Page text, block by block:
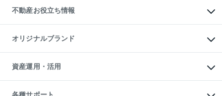
貸すガイド
事業用不動産
マンション投資
投資用マンション
アパート経営
収益物件
ビル購入（ビル一棟）
投資用不動産の売却査定
事業用不動産の売却査定
不動産お役立ち情報
マンションライブラリー
人気マンションランキング
暮らしに役立つ不動産メディア
不動産相場・不動産価格情報
不動産コラム・ニュース
不動産用語集
オリジナルブランド
一棟リノベーションマンション
L`GENTE（ルジェンテ）
区分リノベーションマンション
資産運用・活用
不動産M&A